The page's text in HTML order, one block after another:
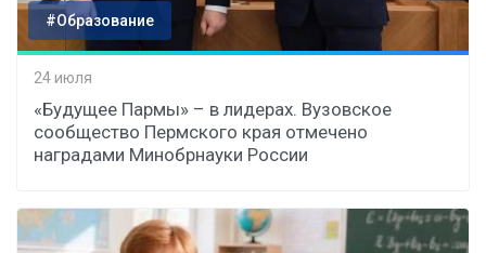
#Образование
24 июля
«Будущее Пармы» – в лидерах. Вузовское
сообщество Пермского края отмечено
наградами Минобрнауки России